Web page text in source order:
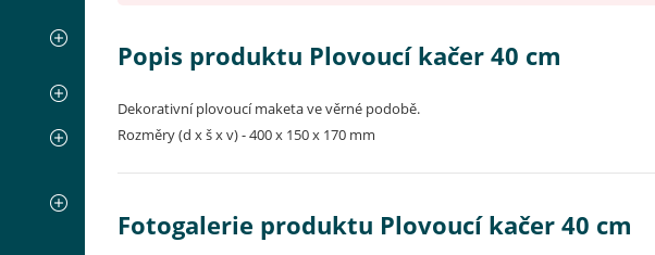
Popis produktu Plovoucí kačer 40 cm
Dekorativní plovoucí maketa ve věrné podobě.
Rozměry (d x š x v) - 400 x 150 x 170 mm
Fotogalerie produktu Plovoucí kačer 40 cm